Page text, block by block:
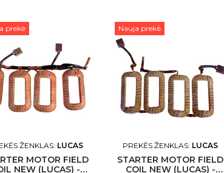
prekė
ŽENKLAS: LUCAS
MOTOR FIELD
NEW (LUCAS) -
Nauja prekė
PREKĖS ŽENKLAS: LUCAS
STARTER MOTOR FIELD
COIL NEW (LUCAS) -